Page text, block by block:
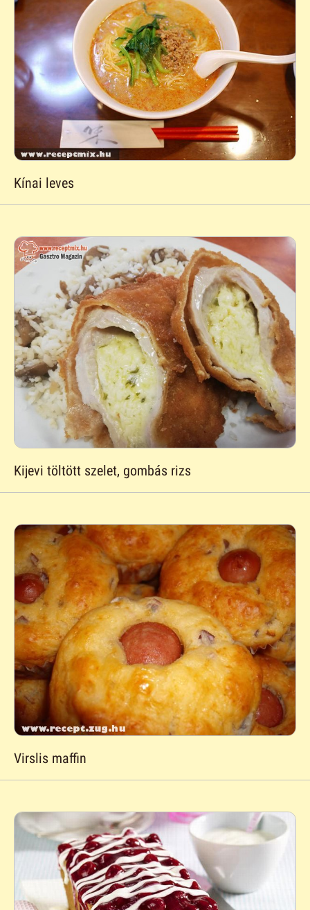
Kínai leves
Kijevi töltött szelet, gombás rizs
Virslis maffin